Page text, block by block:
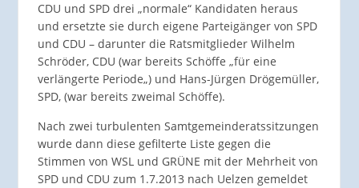
CDU und SPD drei „normale“ Kandidaten heraus
und ersetzte sie durch eigene Parteigänger von SPD
und CDU – darunter die Ratsmitglieder Wilhelm
Schröder, CDU (war bereits Schöffe „für eine
verlängerte Periode„) und Hans-Jürgen Drögemüller,
SPD, (war bereits zweimal Schöffe).
Nach zwei turbulenten Samtgemeinderatssitzungen
wurde dann diese gefilterte Liste gegen die
Stimmen von WSL und GRÜNE mit der Mehrheit von
SPD und CDU zum 1.7.2013 nach Uelzen gemeldet